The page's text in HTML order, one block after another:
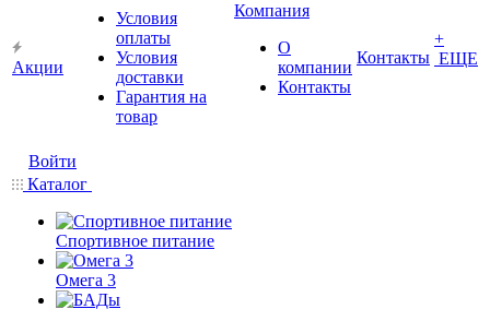
Акции
Условия
оплаты
Условия
доставки
Гарантия на
товар
Компания
О
компании
Контакты
Контакты
+
ЕЩЕ
Войти
Каталог
Спортивное питание
Омега 3